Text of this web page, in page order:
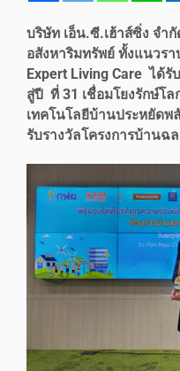
บริษัท เอ็น.ซี.เฮ้าส์ซิ่ง จำ
อสังหาริมทรัพย์ ทั้งแนวร
Expert Living Care ได้รั
สู่ปี ที่ 31 เชื่อมโยงรักษ์โ
เทคโนโลยีบ้านประหยัด
รับรางวัลโครงการบ้านฉ